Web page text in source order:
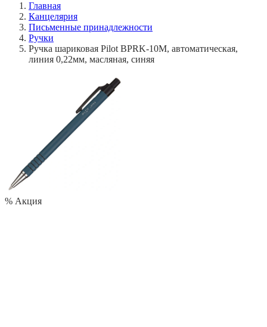
Главная
Канцелярия
Письменные принадлежности
Ручки
Ручка шариковая Pilot BPRK-10M, автоматическая,
линия 0,22мм, масляная, синяя
% Акция